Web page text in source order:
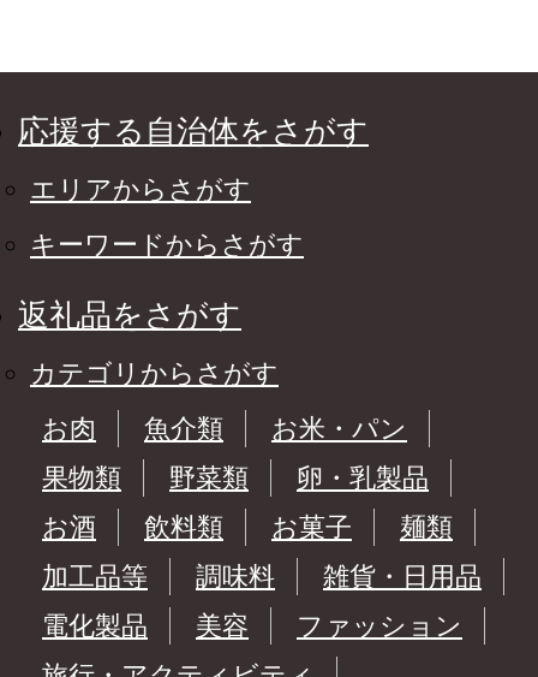
応援する自治体をさがす
エリアからさがす
キーワードからさがす
返礼品をさがす
カテゴリからさがす
お肉
魚介類
お米・パン
果物類
野菜類
卵・乳製品
お酒
飲料類 お菓子
麺類
加工品等
調味料
雑貨・日用品
電化製品
美容
ファッション